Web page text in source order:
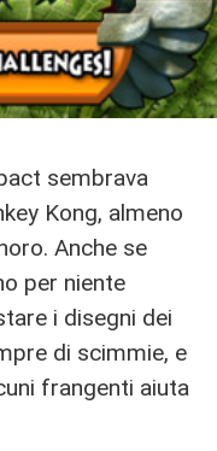
sembrava
Kong, almeno
Anche se
per niente
i disegni dei
di scimmie, e
frangenti aiuta